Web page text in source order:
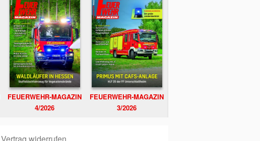
FEUERWEHR-MAGAZIN
4/2026
FEUERWEHR-MAGAZIN
3/2026